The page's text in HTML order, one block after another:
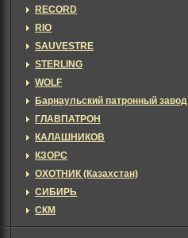
RECORD
RIO
SAUVESTRE
STERLING
WOLF
Барнаульский патронный завод
ГЛАВПАТРОН
КАЛАШНИКОВ
КЗОРС
ОХОТНИК (Казахстан)
СИБИРЬ
СКМ